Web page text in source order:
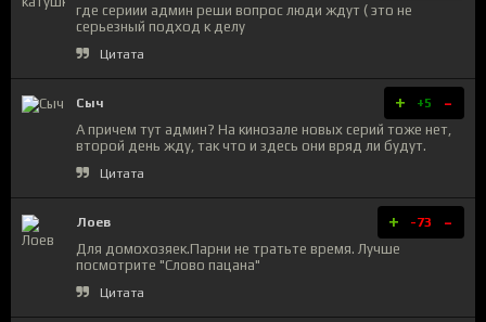
где сериии админ реши вопрос люди ждут ( это не
серьезный подход к делу
Цитата
Сыч + +5 -
А причем тут админ? На кинозале новых серий тоже нет,
второй день жду, так что и здесь они вряд ли будут.
Цитата
Лоев + -73 -
Для домохозяек.Парни не тратьте время. Лучше
посмотрите "Слово пацана"
Цитата